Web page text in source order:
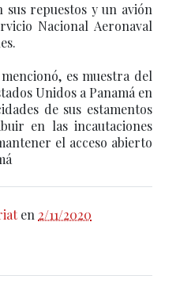
sus repuestos y un avión
Nacional Aeronaval
es muestra del
Unidos a Panamá en
de sus estamentos
en las incautaciones
el acceso abierto
en 2/11/2020